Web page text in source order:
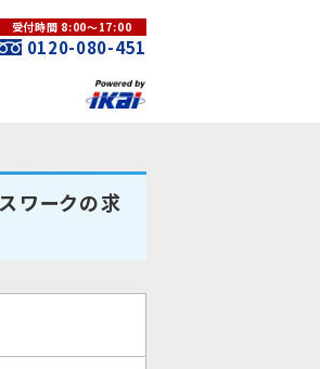
受付時間 8:00～17:00
0120-080-451
ワークの求